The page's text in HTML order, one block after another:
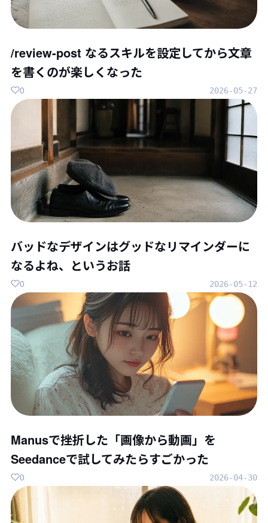
/review-post なるスキルを設定してから文章
を書くのが楽しくなった
2026-05-27
0
バッドなデザインはグッドなリマインダーに
なるよね、というお話
2026-05-12
0
Manusで挫折した「画像から動画」を
Seedanceで試してみたらすごかった
2026-04-30
0